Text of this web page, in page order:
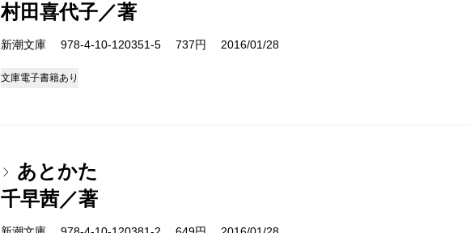
村田喜代子／著
新潮文庫 978-4-10-120351-5 737円 2016/01/28
文庫電子書籍あり
あとかた
千早茜／著